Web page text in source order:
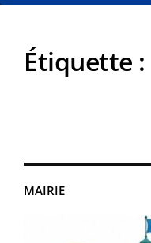
MAIRIE
Étiquette :